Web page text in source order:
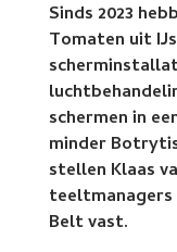
Sinds 2023
Tomaten uit
schermen in
minder
stellen Klaas
teeltmanagers
Belt vast.